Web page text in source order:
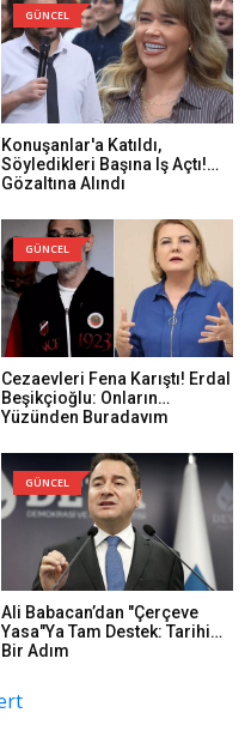
GÜNCEL
Konuşanlar'a Katıldı,
Söyledikleri Başına Iş Açtı!
Gözaltına Alındı
GÜNCEL
Cezaevleri Fena Karıştı! Erdal
Beşikçioğlu: Onların
Yüzünden Buradayım
GÜNCEL
Ali Babacan’dan "Çerçeve
Yasa"ya Tam Destek: Tarihi
Bir Adım